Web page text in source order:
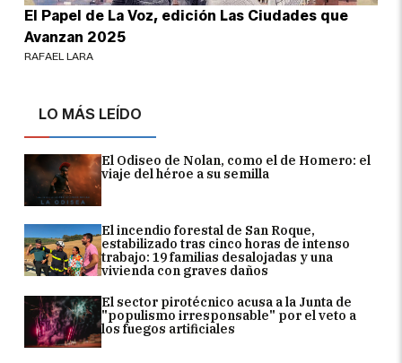
LO MÁS LEÍDO
El Odiseo de Nolan, como el de Homero: el
viaje del héroe a su semilla
El incendio forestal de San Roque,
estabilizado tras cinco horas de intenso
trabajo: 19 familias desalojadas y una
vivienda con graves daños
El sector pirotécnico acusa a la Junta de
"populismo irresponsable" por el veto a
los fuegos artificiales
El Papel de La Voz, edición Las Ciudades que
Avanzan 2025
RAFAEL LARA